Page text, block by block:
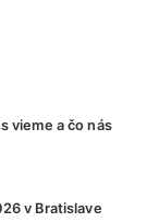
vieme a čo nás
v Bratislave